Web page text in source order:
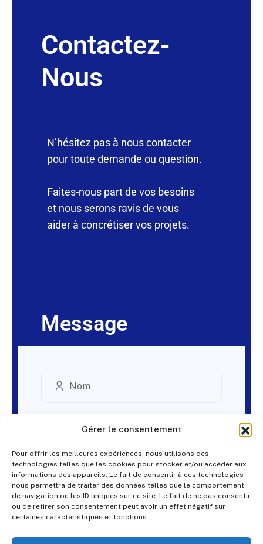
Gérer le consentement
Pour offrir les meilleures expériences, nous utilisons des
technologies telles que les cookies pour stocker et/ou accéder aux
informations des appareils. Le fait de consentir à ces technologies
nous permettra de traiter des données telles que le comportement
de navigation ou les ID uniques sur ce site. Le fait de ne pas consentir
ou de retirer son consentement peut avoir un effet négatif sur
certaines caractéristiques et fonctions.
Contactez-
Nous
N’hésitez pas à nous contacter
pour toute demande ou question.
Faites-nous part de vos besoins
et nous serons ravis de vous
aider à concrétiser vos projets.
Message